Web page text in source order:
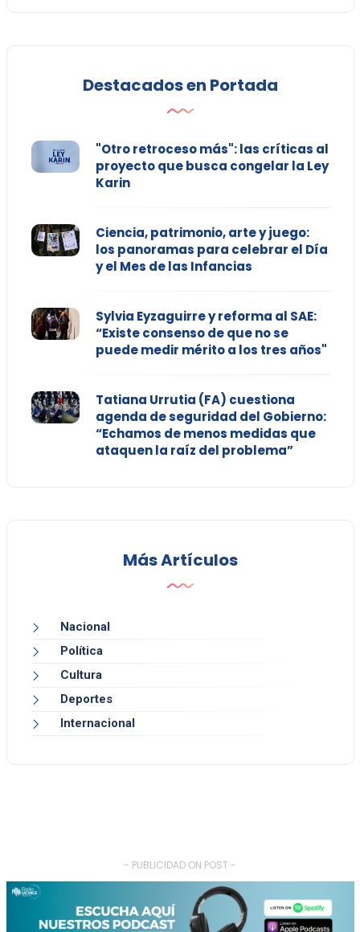
Destacados en Portada
"Otro retroceso más": las críticas al
proyecto que busca congelar la Ley
Karin
Ciencia, patrimonio, arte y juego:
los panoramas para celebrar el Día
y el Mes de las Infancias
Sylvia Eyzaguirre y reforma al SAE:
“Existe consenso de que no se
puede medir mérito a los tres años"
Tatiana Urrutia (FA) cuestiona
agenda de seguridad del Gobierno:
“Echamos de menos medidas que
ataquen la raíz del problema”
Más Artículos
Nacional
Política
Cultura
Deportes
Internacional
- PUBLICIDAD ON POST -